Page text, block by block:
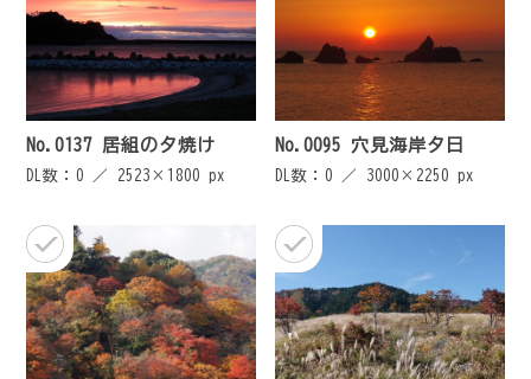
No.0137 居組の夕焼け
DL数：0 ／ 2523×1800 px
No.0095 穴見海岸夕日
DL数：0 ／ 3000×2250 px